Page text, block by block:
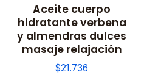
Aceite cuerpo
hidratante verbena
y almendras dulces
masaje relajación
$21.736